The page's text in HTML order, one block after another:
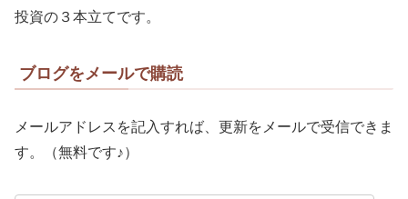
投資の３本立てです。
ブログをメールで購読
メールアドレスを記入すれば、更新をメールで受信できま
す。（無料です♪）